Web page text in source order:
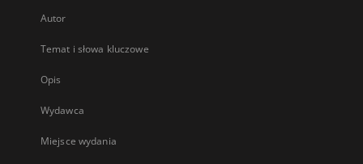
Autor
Temat i słowa kluczowe
Opis
Wydawca
Miejsce wydania